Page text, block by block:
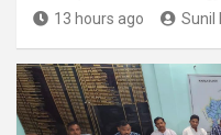
13 hours ago Sunil